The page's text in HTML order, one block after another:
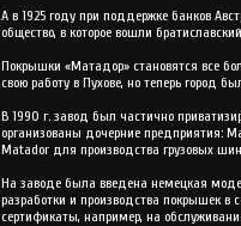
А в 1925 году при поддержке банков
общество, в которое вошли
Покрышки «Матадор» становятся все
свою работу в Пухове, но теперь город
В 1990 г. завод был частично
организованы дочерние предприятия:
Matador для производства грузовых
На заводе была введена немецкая
разработки и производства покрышек в
сертификаты, например, на